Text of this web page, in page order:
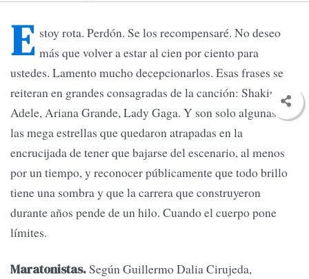
E stoy rota. Perdón. Se los recompensaré. No deseo
más que volver a estar al cien por ciento para
ustedes. Lamento mucho decepcionarlos. Esas frases se
reiteran en grandes consagradas de la canción: Shakira,
Adele, Ariana Grande, Lady Gaga. Y son solo algunas de
las mega estrellas que quedaron atrapadas en la
encrucijada de tener que bajarse del escenario, al menos
por un tiempo, y reconocer públicamente que todo brillo
tiene una sombra y que la carrera que construyeron
durante años pende de un hilo. Cuando el cuerpo pone
límites.
Maratonistas.Según Guillermo Dalia Cirujeda,